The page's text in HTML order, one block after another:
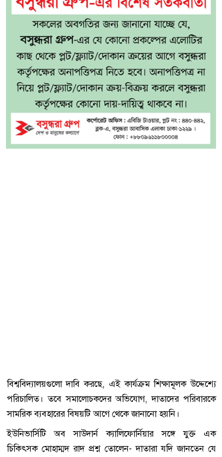
বিশ্ববিদ্যালয়গুলো দাবি করছে, এই কার্যক্রম শিক্ষামূলক উদ্দেশ্যে
পরিচালিত। তবে সমালোচকদের অভিযোগ, দাতাদের পরিবারকে
সামরিক ব্যবহারের বিষয়টি আগে থেকে জানানো হয়নি।
ইউনিভার্সিটি অব সাউদার্ন ক্যালিফোর্নিয়ার সঙ্গে যুক্ত এক
চিকিৎসক মোহাম্মদ রাদ প্রশ্ন তোলেন- দাতারা যদি জানতেন যে